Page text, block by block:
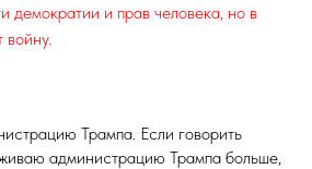
демократии и прав человека, но в
войну.
Трампа. Если говорить
администрацию Трампа больше,